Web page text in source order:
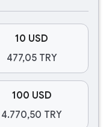
10 USD
477,05 TRY
100 USD
4.770,50 TRY